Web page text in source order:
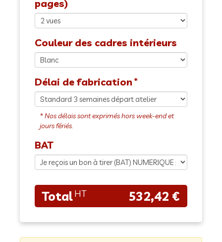
pages)
Couleur des cadres intérieurs
Délai de fabrication
BAT
532,42 €